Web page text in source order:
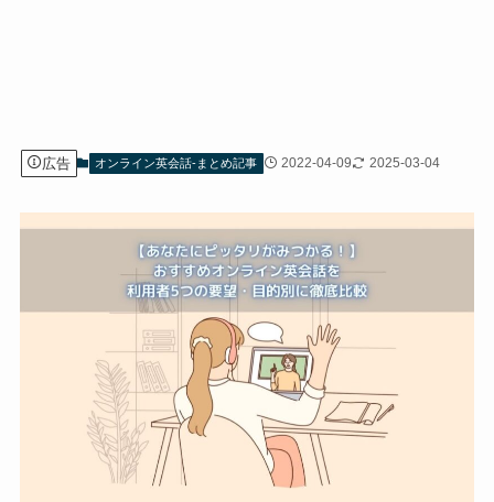
広告 オンライン英会話-まとめ記事 2022-04-09 2025-03-04